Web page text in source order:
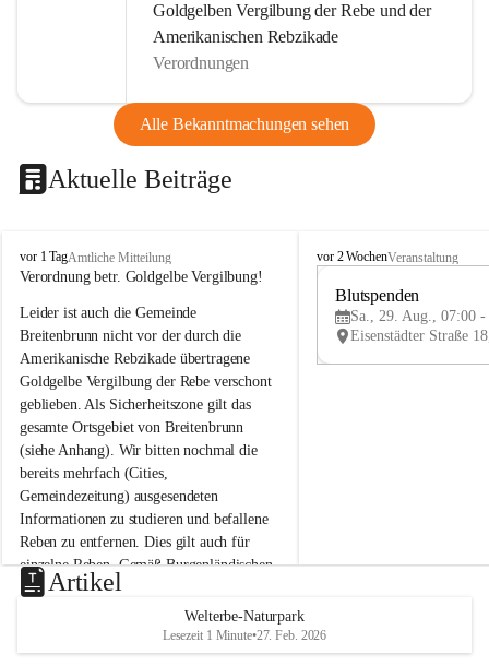
Goldgelben Vergilbung der Rebe und der
Amerikanischen Rebzikade
Verordnungen
Alle Bekanntmachungen sehen
Aktuelle Beiträge
B
r
i
t
e
n
b
r
u
n
n
a
m
N
e
u
s
d
vor 1 TagAmtliche Mitteilung
Verordnung betr. Goldgelbe Vergilbung!
Leider ist auch die Gemeinde
Breitenbrunn nicht vor der durch die
Amerikanische Rebzikade übertragene
Goldgelbe Vergilbung der Rebe verschont
geblieben. Als Sicherheitszone gilt das
gesamte Ortsgebiet von Breitenbrunn
(siehe Anhang). Wir bitten nochmal die
bereits mehrfach (Cities,
Gemeindezeitung) ausgesendeten
Informationen zu studieren und befallene
Reben zu entfernen. Dies gilt auch für
einzelne Reben. Gemäß Burgenländischen
Weinbaugesetz sind nicht gepflegte oder
unzulässige Weingärten zu roden! Bitte
helfen wir zusammen um unsere Winzer
vor den prognostizierten Ernteausfällen
B
e
u
e
d
vor 2 WochenVeranstaltung
Blutspenden
Sa., 29. Aug., 07:00 -
Artikel
Welterbe-Naturpark
Lesezeit 1 Minute•27. Feb. 2026